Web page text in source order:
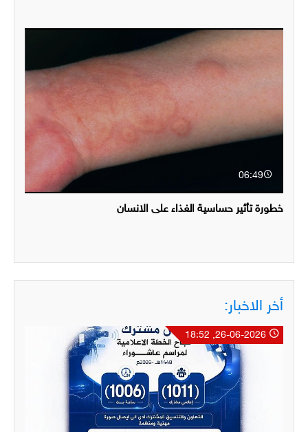
06:49
خطورة تأثير حساسية الغذاء على الانسان
أخر الاخبار: